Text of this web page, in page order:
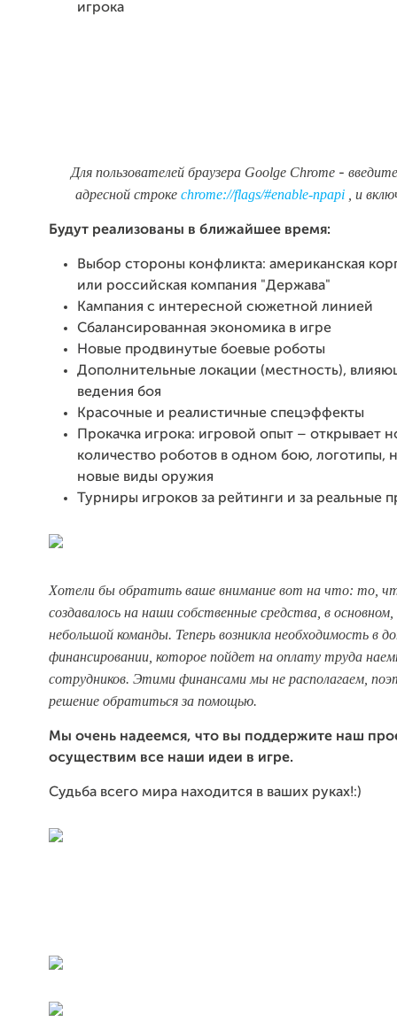
игрока
Для пользователей браузера Goolge Chrome -
адресной строкеchrome://flags/#enable-npapi , и
Будут реализованы в ближайшее время:
Выбор стороны конфликта: американская
или российская компания "Держава"
Кампания с интересной сюжетной линией
Сбалансированная экономика в игре
Новые продвинутые боевые роботы
Дополнительные локации (местность),
ведения боя
Красочные и реалистичные спецэффекты
Прокачка игрока: игровой опыт – открывает
количество роботов в одном бою, логотипы,
новые виды оружия
Турниры игроков за рейтинги и за реальные
Хотели бы обратить ваше внимание вот на что: то,
создавалось на наши собственные средства, в
небольшой команды. Теперь возникла необходимость в
финансировании, которое пойдет на оплату труда
сотрудников. Этими финансами мы не располагаем,
решение обратиться за помощью.
Мы очень надеемся, что вы поддержите наш
осуществим все наши идеи в игре.
Судьба всего мира находится в ваших руках!:)